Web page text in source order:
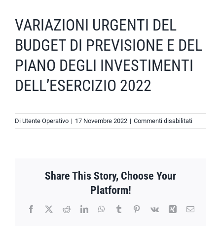
VARIAZIONI URGENTI DEL
BUDGET DI PREVISIONE E DEL
PIANO DEGLI INVESTIMENTI
DELL’ESERCIZIO 2022
Di Utente Operativo | 17 Novembre 2022 | Commenti disabilitatisu
PIANO
Share This Story, Choose Your
Platform!
Facebook
X RedditLinkedInWhatsApp
TumblrPinterest
Vk Xing Email